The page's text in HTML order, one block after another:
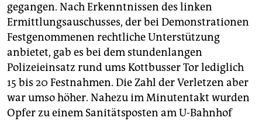
gegangen. Nach Erkenntnissen des linken
Ermittlungsauschusses, der bei Demonstrationen
Festgenommenen rechtliche Unterstützung
anbietet, gab es bei dem stundenlangen
Polizeieinsatz rund ums Kottbusser Tor lediglich
15 bis 20 Festnahmen. Die Zahl der Verletzen aber
war umso höher. Nahezu im Minutentakt wurden
Opfer zu einem Sanitätsposten am U-Bahnhof